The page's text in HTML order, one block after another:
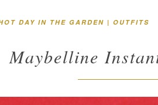
DAY IN THE GARDEN | OUTFITS
Maybelline